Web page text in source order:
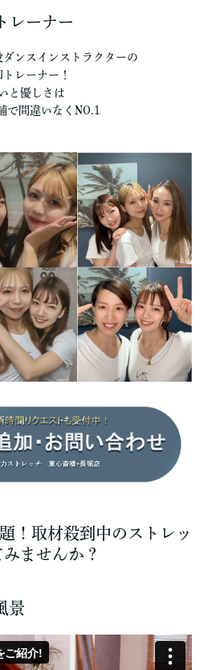
レーナー
ンスインストラクターの
レーナー！
と優しさは
で間違いなくNO.1
！取材殺到中のストレッ
ませんか？
景